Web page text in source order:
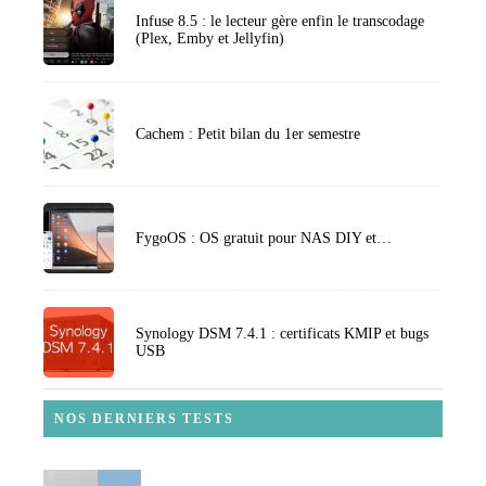
Infuse 8.5 : le lecteur gère enfin le transcodage
(Plex, Emby et Jellyfin)
Cachem : Petit bilan du 1er semestre
FygoOS : OS gratuit pour NAS DIY et…
Synology DSM 7.4.1 : certificats KMIP et bugs
USB
NOS DERNIERS TESTS